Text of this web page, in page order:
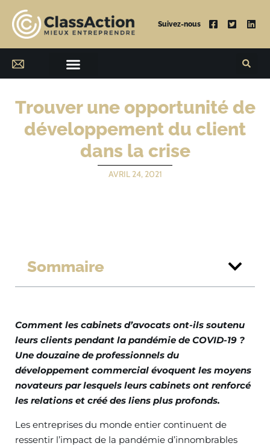
Suivez-nous
Trouver une opportunité de
développement du client
dans la crise
AVRIL 24, 2021
Sommaire
Comment les cabinets d’avocats ont-ils soutenu
leurs clients pendant la pandémie de COVID-19 ?
Une douzaine de professionnels du
développement commercial évoquent les moyens
novateurs par lesquels leurs cabinets ont renforcé
les relations et créé des liens plus profonds.
Les entreprises du monde entier continuent de
ressentir l’impact de la pandémie d’innombrables